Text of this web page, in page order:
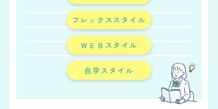
フレックススタイル
ＷＥＢスタイル
自学スタイル